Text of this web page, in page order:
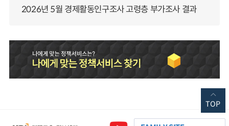
2026년 5월 경제활동인구조사 고령층 부가조사 결과
TOP